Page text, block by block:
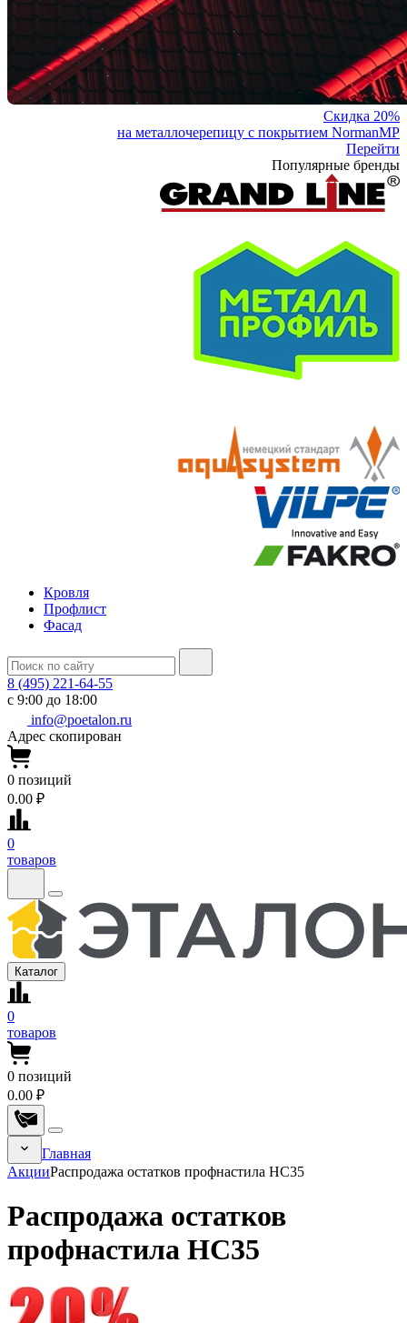
Скидка 20%
на металлочерепицу с покрытием NormanMP
Перейти
Популярные бренды
Кровля
Профлист
Фасад
8 (495) 221-64-55
с 9:00 до 18:00
info@poetalon.ru
Адрес скопирован
0 позиций
0.00 ₽
0
товаров
Каталог
0
товаров
0 позиций
0.00 ₽
Главная
АкцииРаспродажа остатков профнастила НС35
Распродажа остатков
профнастила НС35